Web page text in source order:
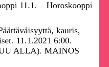
11.1. – Horoskooppi
kauris,
11.1.2021 6:00.
ALLA). MAINOS